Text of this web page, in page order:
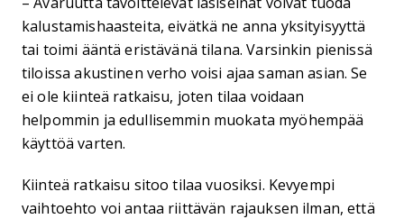
kalustamishaasteita, eivätkä ne anna yksityisyyttä
tai toimi ääntä eristävänä tilana. Varsinkin pienissä
tiloissa akustinen verho voisi ajaa saman asian. Se
ei ole kiinteä ratkaisu, joten tilaa voidaan
helpommin ja edullisemmin muokata myöhempää
käyttöä varten.
Kiinteä ratkaisu sitoo tilaa vuosiksi. Kevyempi
vaihtoehto voi antaa riittävän rajauksen ilman, että